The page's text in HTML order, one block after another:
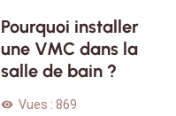
Pourquoi installer
une VMC dans la
salle de bain ?
visibility Vues : 869